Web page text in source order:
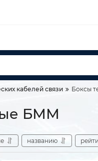
кабелей связи Боксы
БММ
названию